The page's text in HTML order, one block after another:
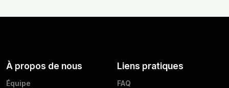
À propos de nous
Équipe
Liens pratiques
FAQ